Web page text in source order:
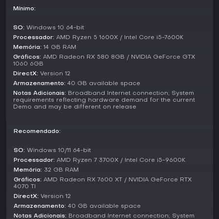
diante de estresse emocional, ameaças ocultas como
minas terrestres ou ataques de artilharia repentinos.
Veículos contam com interiores detalhados e pilotagem
realista, reforçando o combate combinado com interações
dinâmicas entre infantaria, drones e máquinas pesadas.
Modos de Jogo
Glory to the Heroes oferece opções singleplayer e
multiplayer adaptadas ao estilo mil-sim. O modo
específicos com habilidades únicas ligadas a eventos
batalhas amplas.
No multiplayer, batalhas PvPvE predominam, com
simulações em larga escala de confrontos reais. Essas
partidas reúnem forças rivais em ambientes com elementos
oponentes humanos e desafios ambientais. Cada mapa
narra os eventos de um dia específico, variando unidades,
veículos e cenários para capturar aspectos únicos do
Mínimo:
SO: Windows 10 64-bit
Processador: AMD Ryzen 5 1600X / Intel Core i5-7600K
Memória: 14 GB RAM
Gráficos: AMD Radeon RX 580 8GB / NVIDIA GeForce GTX
1060 6GB
DirectX: Version 12
Armazenamento: 40 GB available space
Notas Adicionais: Broadband Internet connection; System
requirements reflecting hardware demand for the current
Demo and may be different on release
Recomendado:
SO: Windows 10/11 64-bit
Processador: AMD Ryzen 7 3700X / Intel Core i5-9600K
Memória: 32 GB RAM
Gráficos: AMD Radeon RX 7600 XT / NVIDIA GeForce RTX
4070 TI
DirectX: Version 12
Armazenamento: 40 GB available space
Notas Adicionais: Broadband Internet connection; System